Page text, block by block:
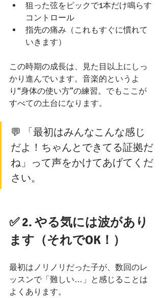
狙った弦をピックで1本だけ鳴らす
コントロール
指先の痛み（これもすぐに慣れて
いきます）
この時期の成長は、見た目以上にしっ
かり進んでいます。音楽的というよ
り“身体の使い方”の練習。でもここが
すべての土台になります。
💬 「最初はみんなこんな感じ
だよ！ちゃんとできてる証拠だ
ね」って声をかけてあげてくだ
さい。
✅ 2. やる気には波があり
ます（それでOK！）
最初はノリノリだった子が、数回のレ
ッスンで「難しい…」と感じることは
よくあります。